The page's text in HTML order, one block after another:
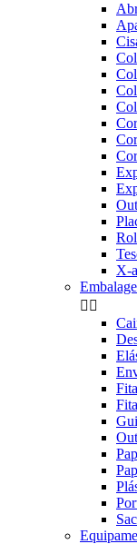
X-
 